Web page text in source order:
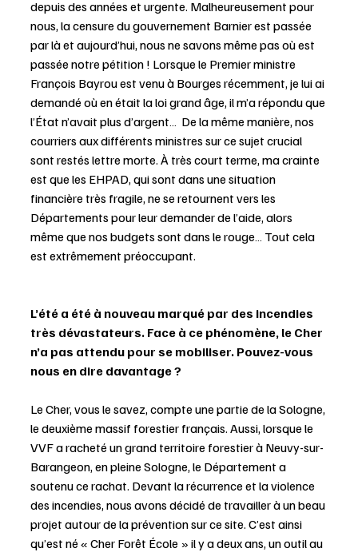
depuis des années et urgente. Malheureusement pour
nous, la censure du gouvernement Barnier est passée
par là et aujourd’hui, nous ne savons même pas où est
passée notre pétition ! Lorsque le Premier ministre
François Bayrou est venu à Bourges récemment, je lui ai
demandé où en était la loi grand âge, il m’a répondu que
l’État n’avait plus d’argent…  De la même manière, nos
courriers aux différents ministres sur ce sujet crucial
sont restés lettre morte. À très court terme, ma crainte
est que les EHPAD, qui sont dans une situation
financière très fragile, ne se retournent vers les
Départements pour leur demander de l’aide, alors
même que nos budgets sont dans le rouge… Tout cela
est extrêmement préoccupant.
L’été a été à nouveau marqué par des incendies
très dévastateurs. Face à ce phénomène, le Cher
n’a pas attendu pour se mobiliser. Pouvez-vous
nous en dire davantage ?
Le Cher, vous le savez, compte une partie de la Sologne,
le deuxième massif forestier français. Aussi, lorsque le
VVF a racheté un grand territoire forestier à Neuvy-sur-
Barangeon, en pleine Sologne, le Département a
soutenu ce rachat. Devant la récurrence et la violence
des incendies, nous avons décidé de travailler à un beau
projet autour de la prévention sur ce site. C’est ainsi
qu’est né « Cher Forêt École » il y a deux ans, un outil au